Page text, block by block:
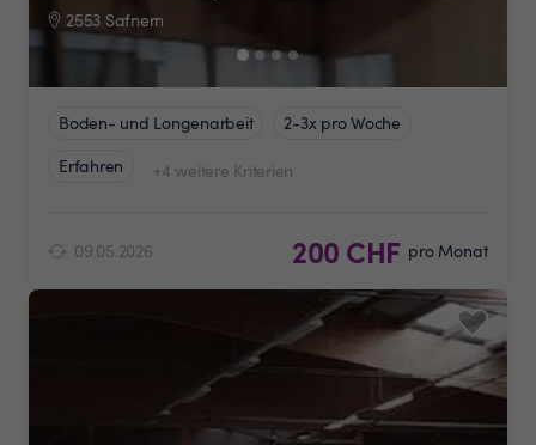
2553 Safnern
Boden- und Longenarbeit
2-3x pro Woche
Erfahren
+4 weitere Kriterien
09.05.2026 200 CHF pro Monat